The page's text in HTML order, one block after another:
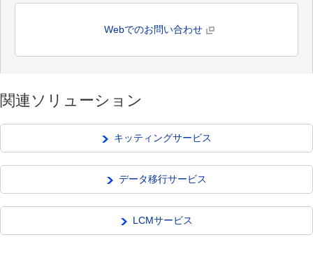
Webでのお問い合わせ
関連ソリューション
キッティングサービス
データ移行サービス
LCMサービス